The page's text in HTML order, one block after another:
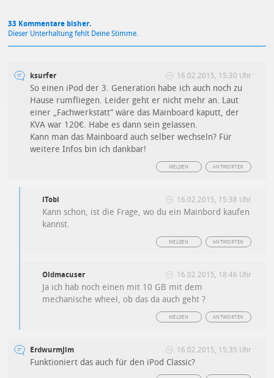
33 Kommentare bisher.
Dieser Unterhaltung fehlt Deine Stimme.
ksurfer 16.02.2015, 15:30 Uhr
So einen iPod der 3. Generation habe ich auch noch zu
Hause rumfliegen. Leider geht er nicht mehr an. Laut
einer „Fachwerkstatt“ wäre das Mainboard kaputt, der
KVA war 120€. Habe es dann sein gelassen.
Kann man das Mainboard auch selber wechseln? Für
weitere Infos bin ich dankbar!
ANTWORTEN
MELDEN
iTobi 16.02.2015, 15:38 Uhr
Kann schon, ist die Frage, wo du ein Mainbord kaufen
kannst.
ANTWORTEN
MELDEN
Oldmacuser 16.02.2015, 18:46 Uhr
Ja ich hab noch einen mit 10 GB mit dem
mechanische wheel, ob das da auch geht ?
ANTWORTEN
MELDEN
ErdwurmJim 16.02.2015, 15:35 Uhr
Funktioniert das auch für den iPod Classic?